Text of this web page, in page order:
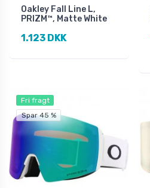
Oakley Fall Line L,
PRIZM™, Matte White
1.123 DKK
Fri fragt
Spar 45 %